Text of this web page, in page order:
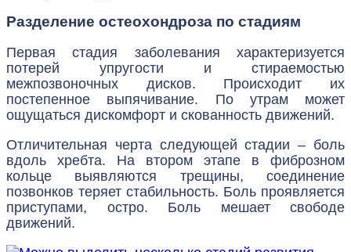
Разделение остеохондроза по стадиям
Первая стадия заболевания характеризуется
потерей упругости и стираемостью
межпозвоночных дисков. Происходит их
постепенное выпячивание. По утрам может
ощущаться дискомфорт и скованность движений.
Отличительная черта следующей стадии – боль
вдоль хребта. На втором этапе в фиброзном
кольце выявляются трещины, соединение
позвонков теряет стабильность. Боль проявляется
приступами, остро. Боль мешает свободе
движений.